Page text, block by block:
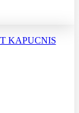
KAPUCNIS